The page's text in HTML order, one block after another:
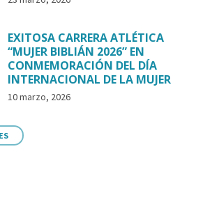
EXITOSA CARRERA ATLÉTICA
“MUJER BIBLIÁN 2026” EN
CONMEMORACIÓN DEL DÍA
INTERNACIONAL DE LA MUJER
10 marzo, 2026